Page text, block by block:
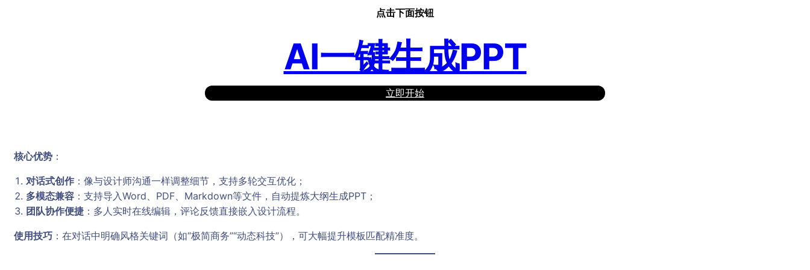
点击下面按钮
AI一键生成PPT
立即开始
核心优势 ：
对话式创作 ：像与设计师沟通一样调整细节，支持多轮交互优化；
多模态兼容 ：支持导入Word、PDF、Markdown等文件，自动提炼大纲生成PPT；
团队协作便捷 ：多人实时在线编辑，评论反馈直接嵌入设计流程。
使用技巧 ：在对话中明确风格关键词（如“极简商务”“动态科技”），可大幅提升模板匹配精准度。